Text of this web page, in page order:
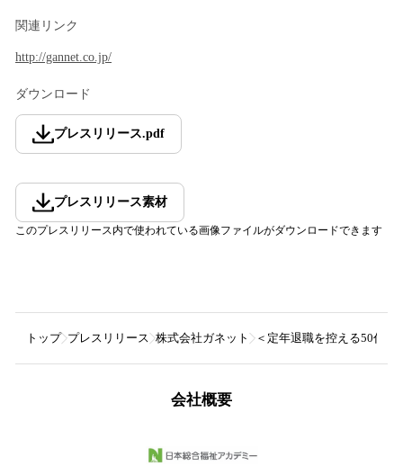
関連リンク
http://gannet.co.jp/
ダウンロード
プレスリリース.pdf
プレスリリース素材
このプレスリリース内で使われている画像ファイルがダウンロードできます
トップ プレスリリース 株式会社ガネット ＜定年退職を控える50代
会社概要